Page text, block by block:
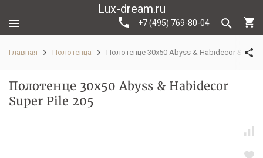
Lux-dream.ru
+7 (495) 769-80-04
Главная Полотенца Полотенце 30x50 Abyss & Habidecor Super
Полотенце 30x50 Abyss & Habidecor
Super Pile 205